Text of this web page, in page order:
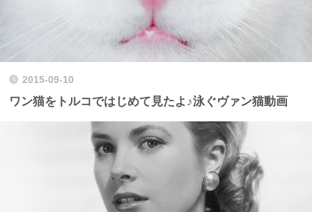
2015-09-10
ワン猫をトルコではじめて見たよ♪泳ぐヴァン猫動画